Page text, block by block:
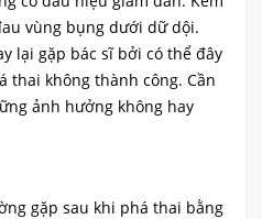
vùng bụng dưới dữ dội.
lại gặp bác sĩ bởi có thể đây
thai không thành công. Cần
ảnh hưởng không hay
gặp sau khi phá thai bằng